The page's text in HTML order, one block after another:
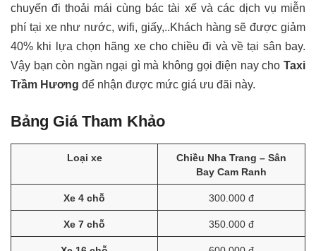
chuyến đi thoải mái cùng bác tài xế và các dịch vụ miễn
phí tại xe như nước, wifi, giấy,..Khách hàng sẽ được giảm
40% khi lựa chọn hãng xe cho chiều đi và về tại sân bay.
Vậy bạn còn ngần ngại gì mà không gọi điện nay cho Taxi
Trầm Hương để nhận được mức giá ưu đãi này.
Bảng Giá Tham Khảo
Loại xe
Chiều Nha Trang – Sân
Bay Cam Ranh
Xe 4 chỗ 300.000 đ
Xe 7 chỗ 350.000 đ